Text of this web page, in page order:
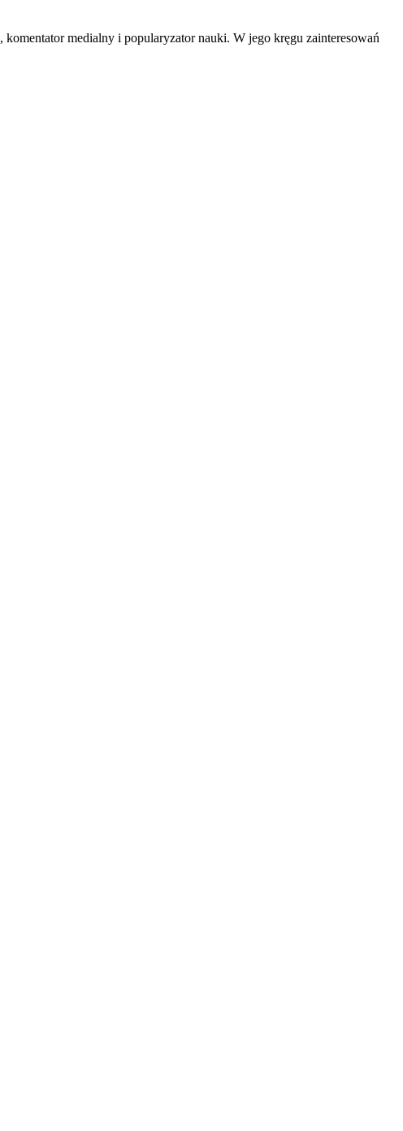
, komentator medialny i popularyzator nauki. W jego kręgu zainteresowań